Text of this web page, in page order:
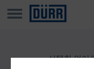
선택한 언어